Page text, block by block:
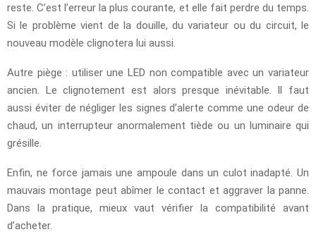
reste. C’est l’erreur la plus courante, et elle fait perdre du temps.
Si le problème vient de la douille, du variateur ou du circuit, le
nouveau modèle clignotera lui aussi.
Autre piège : utiliser une LED non compatible avec un variateur
ancien. Le clignotement est alors presque inévitable. Il faut
aussi éviter de négliger les signes d’alerte comme une odeur de
chaud, un interrupteur anormalement tiède ou un luminaire qui
grésille.
Enfin, ne force jamais une ampoule dans un culot inadapté. Un
mauvais montage peut abîmer le contact et aggraver la panne.
Dans la pratique, mieux vaut vérifier la compatibilité avant
d’acheter.